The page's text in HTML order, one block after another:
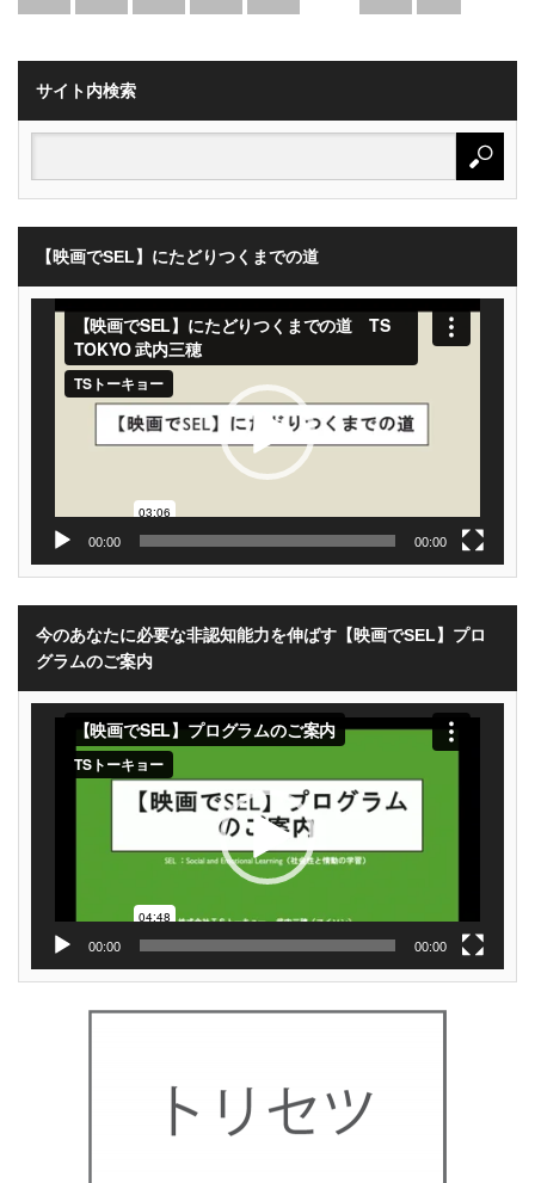
サイト内検索
【映画でSEL】にたどりつくまでの道
00:00 00:00
今のあなたに必要な非認知能力を伸ばす【映画でSEL】プロ
グラムのご案内
00:00 00:00